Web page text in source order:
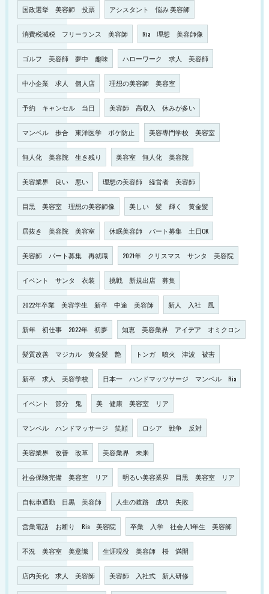
国政選挙 美容師 投票 アシスタント 悩み 美容師
消費税減税 フリーランス 美容師 Ria 理想 美容師像
ゴルフ 美容師 夢中 趣味 ハローワーク 求人 美容師
中小企業 求人 個人店 理想の美容師 美容室
予約 キャンセル 当日 美容師 高収入 休みが多い
マンベル 歩合 東洋医学 ボケ防止 美容専門学校 美容室
無人化 美容院 生き残り 美容室 無人化 美容院
美容業界 良い 悪い 理想の美容師 経営者 美容師
目黒 美容室 理想の美容師像 美しい 髪 輝く 黄金髪
居抜き 美容院 美容室 休眠美容師 パート募集 土日OK
美容師 パート募集 再就職 2021年 クリスマス サンタ 美容院
イベント サンタ 衣装 挑戦 新規出店 募集
2022年卒業 美容学生 新卒 中途 美容師 新人 入社 風
新年 初仕事 2022年 初夢 知恵 美容業界 アイデア オミクロン
髪質改善 マジカル 黄金髪 艶 トンガ 噴火 津波 被害
新卒 求人 美容学校 日本一 ハンドマッツサージ マンベル Ria
イベント 節分 鬼 美 健康 美容室 リア
マンベル ハンドマッサージ 笑顔 ロシア 戦争 反対
美容業界 改善 改革 美容業界 未来
社会保険完備 美容室 リア 明るい美容業界 目黒 美容室 リア
自転車通勤 目黒 美容師 人生の岐路 成功 失敗
営業電話 お断り Ria 美容院 卒業 入学 社会人1年生 美容師
不況 美容室 美意識 生涯現役 美容師 桜 満開
店内美化 求人 美容師 美容師 入社式 新人研修